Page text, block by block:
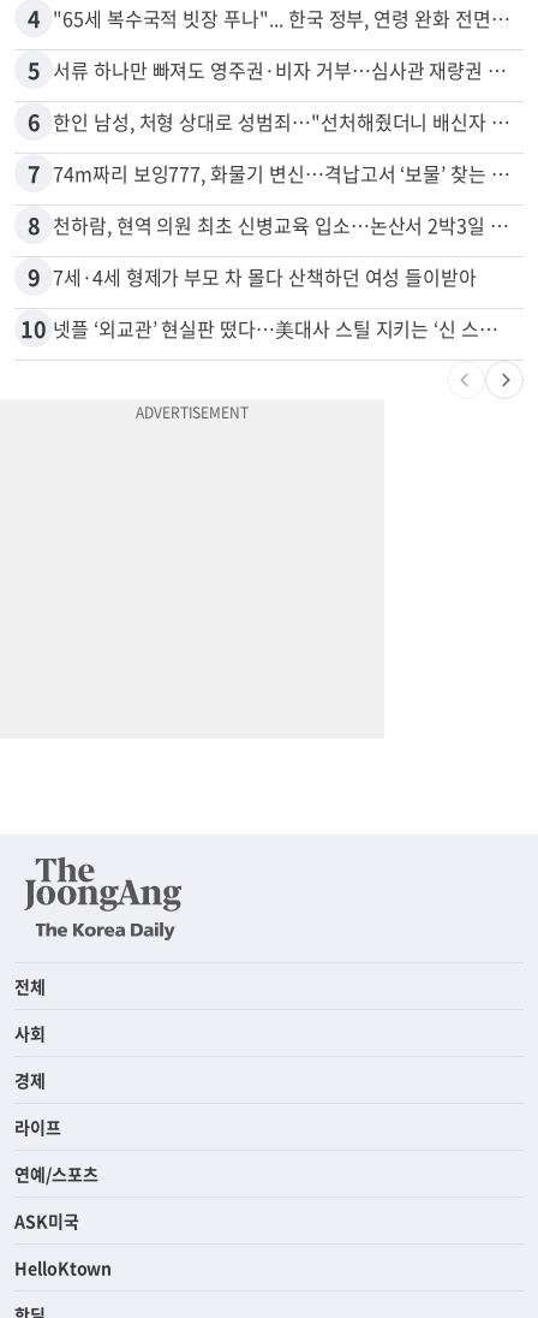
4 "65세 복수국적 빗장 푸나"... 한국 정부, 연령 완화 전면 추진
5 서류 하나만 빠져도 영주권·비자 거부…심사관 재량권 대폭 확대
6 한인 남성, 처형 상대로 성범죄…"선처해줬더니 배신자 취급"
7 74m짜리 보잉777, 화물기 변신…격납고서 ‘보물’ 찾는 인천공항
8 천하람, 현역 의원 최초 신병교육 입소…논산서 2박3일 생활
9 7세·4세 형제가 부모 차 몰다 산책하던 여성 들이받아
10 넷플 ‘외교관’ 현실판 떴다…美대사 스틸 지키는 ‘신 스틸러’
전체
사회
경제
라이프
연예/스포츠
ASK미국
HelloKtown